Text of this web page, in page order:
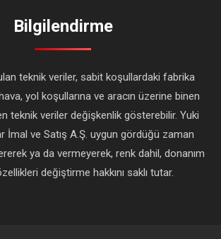
Bilgilendirme
teknik veriler, sabit koşullardaki fabrika
yol koşullarına ve aracın üzerine binen
teknik veriler değişkenlik gösterebilir. Yuki
İmal ve Satış A.Ş. uygun gördüğü zaman
ya da vermeyerek, renk dahil, donanım
değiştirme hakkını saklı tutar.